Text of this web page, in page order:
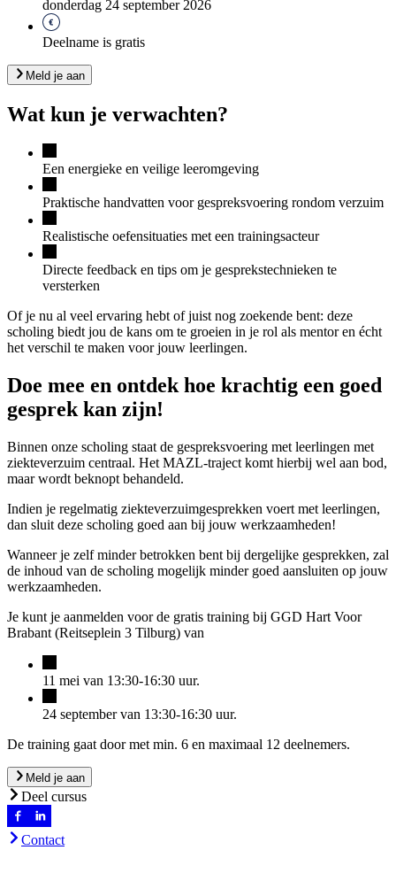
donderdag 24 september 2026
Deelname is gratis
Meld je aan
Wat kun je verwachten?
Een energieke en veilige leeromgeving
Praktische handvatten voor gespreksvoering rondom verzuim
Realistische oefensituaties met een trainingsacteur
Directe feedback en tips om je gesprekstechnieken te
versterken
Of je nu al veel ervaring hebt of juist nog zoekende bent: deze
scholing biedt jou de kans om te groeien in je rol als mentor en écht
het verschil te maken voor jouw leerlingen.
Doe mee en ontdek hoe krachtig een goed
gesprek kan zijn!
Binnen onze scholing staat de gespreksvoering met leerlingen met
ziekteverzuim centraal. Het MAZL-traject komt hierbij wel aan bod,
maar wordt beknopt behandeld.
Indien je regelmatig ziekteverzuimgesprekken voert met leerlingen,
dan sluit deze scholing goed aan bij jouw werkzaamheden!
Wanneer je zelf minder betrokken bent bij dergelijke gesprekken, zal
de inhoud van de scholing mogelijk minder goed aansluiten op jouw
werkzaamheden.
Je kunt je aanmelden voor de gratis training bij GGD Hart Voor
Brabant (Reitseplein 3 Tilburg) van
11 mei van 13:30-16:30 uur.
24 september van 13:30-16:30 uur.
De training gaat door met min. 6 en maximaal 12 deelnemers.
Meld je aan
Deel cursus
Contact